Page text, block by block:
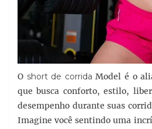
O short de corrida Model é o
que busca conforto, estilo,
desempenho durante suas
Imagine você sentindo uma